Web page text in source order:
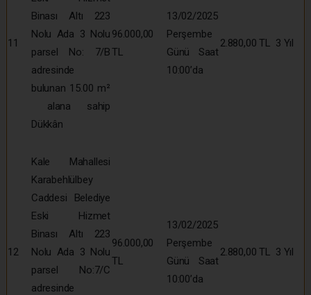
11
Binası Altı 223
Nolu Ada 3 Nolu
parsel No: 7/B
adresinde
bulunan 15.00 m²
alana sahip
Dükkân
96.000,00
TL
13/02/2025
Perşembe
Günü Saat
10:00’da
2.880,00 TL 3 Yıl
12
Kale Mahallesi
Karabehlülbey
Caddesi Belediye
Eski Hizmet
Binası Altı 223
Nolu Ada 3 Nolu
parsel No:7/C
adresinde
96.000,00
TL
13/02/2025
Perşembe
Günü Saat
10:00’da
2.880,00 TL 3 Yıl